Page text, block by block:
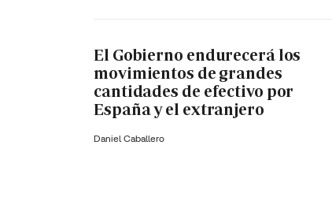
El Gobierno endurecerá los
movimientos de grandes
cantidades de efectivo por
España y el extranjero
Daniel Caballero